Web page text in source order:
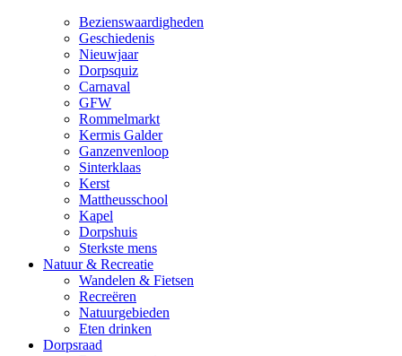
Bezienswaardigheden
Geschiedenis
Nieuwjaar
Dorpsquiz
Carnaval
GFW
Rommelmarkt
Kermis Galder
Ganzenvenloop
Sinterklaas
Kerst
Mattheusschool
Kapel
Dorpshuis
Sterkste mens
Natuur & Recreatie
Wandelen & Fietsen
Recreëren
Natuurgebieden
Eten drinken
Dorpsraad